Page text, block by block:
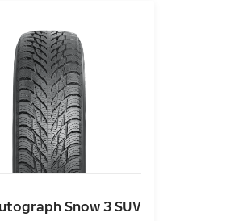
Snow 3 SUV
Snow 3 SUV
18 102R XL